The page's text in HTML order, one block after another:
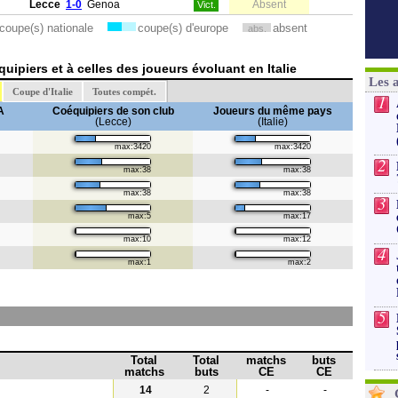
Lecce 1-0 Genoa Vict. Absent
coupe(s) nationale coupe(s) d'europe abs. absent
et à celles des joueurs évoluant en Italie
Coupe d'Italie Toutes compét.
Coéquipiers de son club
(Lecce)
Joueurs du même pays
(Italie)
max:3420 max:3420
max:38 max:38
max:38 max:38
max:5 max:17
max:10 max:12
max:1 max:2
Total
matchs
Total
buts
matchs
CE
buts
CE
14 2 -
-
Les
1
2
3
4
5